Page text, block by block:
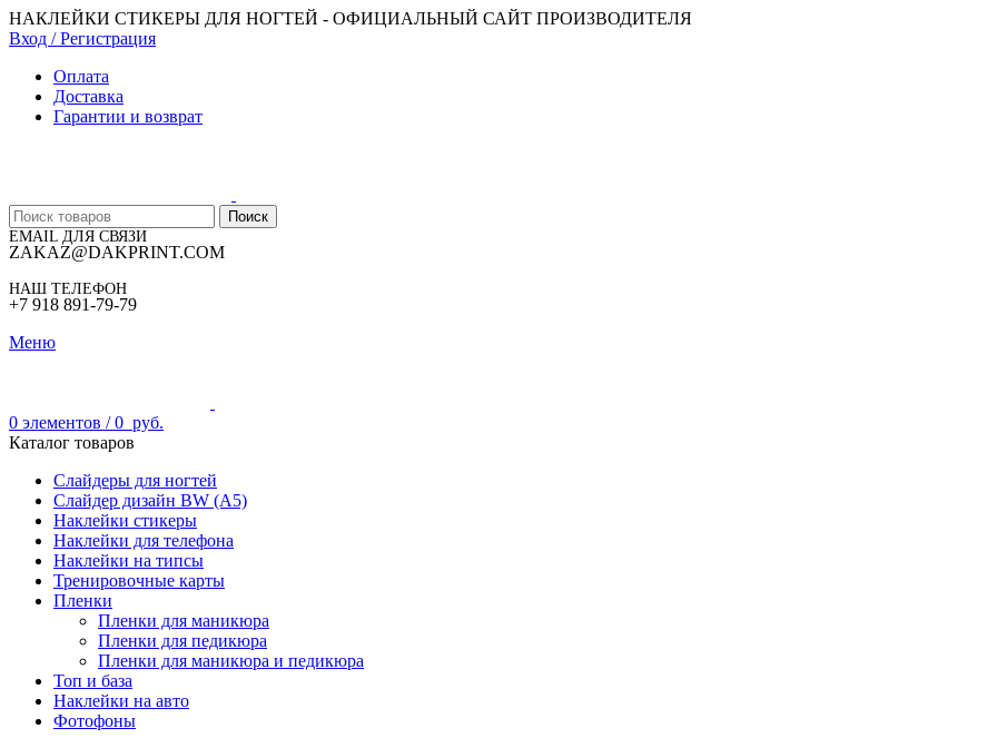
НАКЛЕЙКИ СТИКЕРЫ ДЛЯ НОГТЕЙ - ОФИЦИАЛЬНЫЙ САЙТ ПРОИЗВОДИТЕЛЯ
Вход / Регистрация
Оплата
Доставка
Гарантии и возврат
Поиск
EMAIL ДЛЯ СВЯЗИ
ZAKAZ@DAKPRINT.COM
НАШ ТЕЛЕФОН
+7 918 891-79-79
Меню
0 элементов / 0 руб.
Каталог товаров
Слайдеры для ногтей
Слайдер дизайн BW (A5)
Наклейки стикеры
Наклейки для телефона
Наклейки на типсы
Тренировочные карты
Пленки
Пленки для маникюра
Пленки для педикюра
Пленки для маникюра и педикюра
Топ и база
Наклейки на авто
Фотофоны